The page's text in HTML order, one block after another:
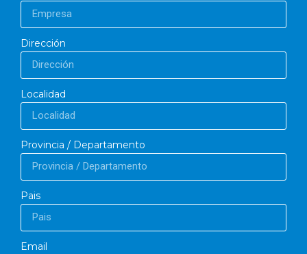
Dirección
Localidad
Provincia / Departamento
Pais
Email